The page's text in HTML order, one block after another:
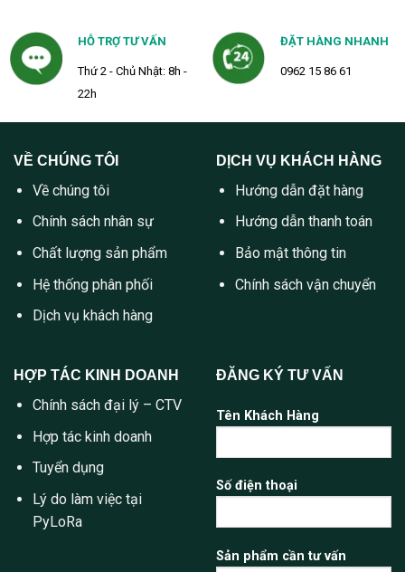
HỖ TRỢ TƯ VẤN
Thứ 2 - Chủ Nhật: 8h -
22h
ĐẶT HÀNG NHANH
0962 15 86 61
VỀ CHÚNG TÔI
Về chúng tôi
Chính sách nhân sự
Chất lượng sản phẩm
Hệ thống phân phối
Dịch vụ khách hàng
DỊCH VỤ KHÁCH HÀNG
Hướng dẫn đặt hàng
Hướng dẫn thanh toán
Bảo mật thông tin
Chính sách vận chuyển
HỢP TÁC KINH DOANH
Chính sách đại lý – CTV
Hợp tác kinh doanh
Tuyển dụng
Lý do làm việc tại
PyLoRa
ĐĂNG KÝ TƯ VẤN
Tên Khách Hàng
Số điện thoại
Sản phẩm cần tư vấn